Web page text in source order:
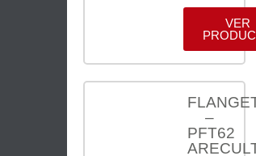
VER
–
PFT62